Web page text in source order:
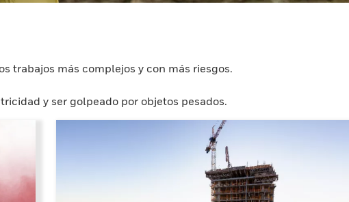
trabajos más complejos y con más riesgos.
y ser golpeado por objetos pesados.